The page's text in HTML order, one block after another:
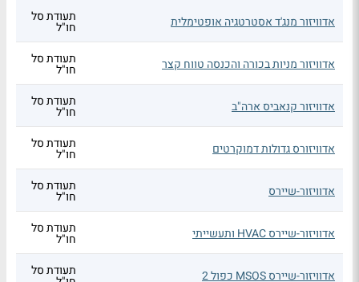
אדוויזור מנג'ד אסטרטגיה אופטימלית תעודת סל
חו"ל
אדוויזור מניות בכורה והכנסה טווח קצר תעודת סל
חו"ל
אדוויזור קנאביס ארה"ב תעודת סל
חו"ל
אדוויזורס גדולות דמוקרטים תעודת סל
חו"ל
אדוויזור-שיירס תעודת סל
חו"ל
אדוויזור-שיירס HVAC ותעשייתי תעודת סל
חו"ל
אדוויזור-שיירס MSOS כפול 2 תעודת סל